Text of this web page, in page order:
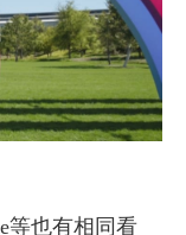
等也有相同看